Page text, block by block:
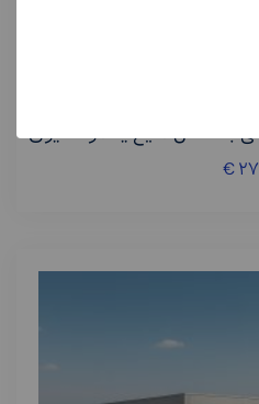
به شکل مایع یا امولسیون
€